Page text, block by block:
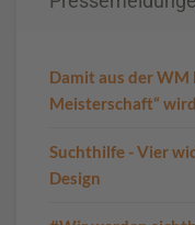
Damit aus der
Meisterschaft“ wird
Suchthilfe - Vier
Design